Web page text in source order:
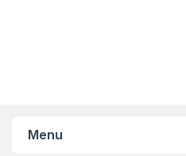
Menu